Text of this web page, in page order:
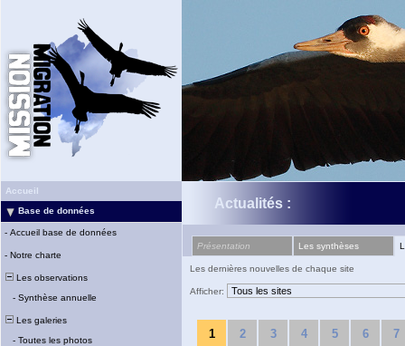
Accueil
Base de données
- Accueil base de données
- Notre charte
Les observations
- Synthèse annuelle
Les galeries
- Toutes les photos
Actualités :
Présentation Les synthèses
Les dernières nouvelles de chaque site
Afficher:
1 2 3 4 5 6 7